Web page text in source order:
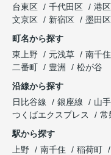
台東区
千代田区 港区
文京区
新宿区 墨田区
町名から探す
東上野
元浅草 南千住
二番町
豊洲
松が谷
沿線から探す
日比谷線
銀座線 山
つくばエクスプレス
常
駅から探す
上野
南千住 稲荷町